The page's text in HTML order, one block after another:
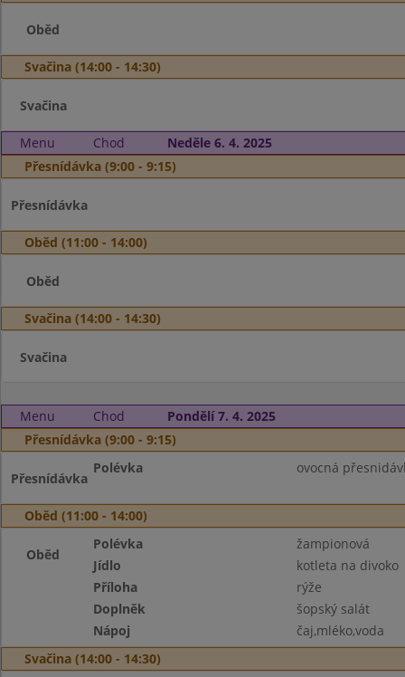
Oběd
Svačina (14:00 - 14:30)
Svačina
Menu Chod
Neděle 6. 4. 2025
Přesnídávka (9:00 - 9:15)
Přesnídávka
Oběd (11:00 - 14:00)
Oběd
Svačina (14:00 - 14:30)
Svačina
Menu Chod
Pondělí 7. 4. 2025
Přesnídávka (9:00 - 9:15)
Přesnídávka
Polévka ovocná
Oběd (11:00 - 14:00)
Oběd
Polévka
žampionová
Jídlo
kotleta na divoko
Příloha
rýže
Doplněk
šopský salát
Nápoj
čaj,mléko,voda
Svačina (14:00 - 14:30)